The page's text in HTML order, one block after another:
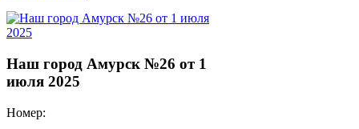
Наш город Амурск №26 от 1
июля 2025
Номер: